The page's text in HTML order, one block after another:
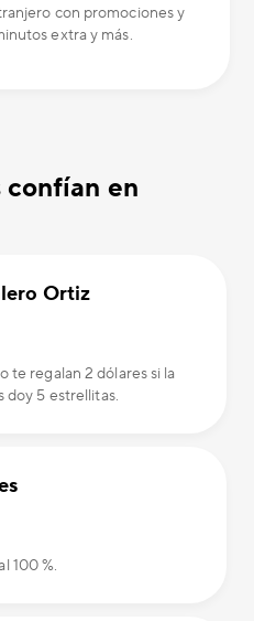
con promociones y
extra y más.
en
Ortiz
te regalan 2 dólares si la
doy 5 estrellitas.
100 %.